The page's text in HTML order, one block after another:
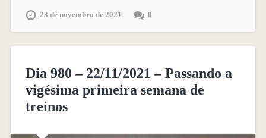
23 de novembro de 2021 0
Dia 980 – 22/11/2021 – Passando a
vigésima primeira semana de
treinos